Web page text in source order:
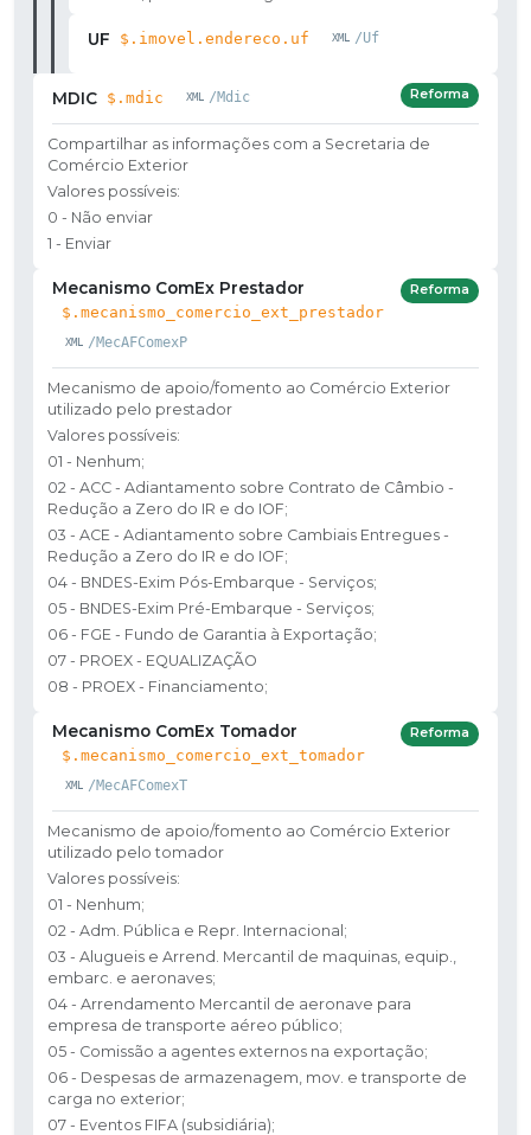
UF $.imovel.endereco.uf /Uf
MDIC $.mdic /Mdic Reforma
Compartilhar as informações com a Secretaria de
Comércio Exterior
Valores possíveis:
0 - Não enviar
1 - Enviar
Mecanismo ComEx Prestador
$.mecanismo_comercio_ext_prestador
/MecAFComexP
Reforma
Mecanismo de apoio/fomento ao Comércio Exterior
utilizado pelo prestador
Valores possíveis:
01 - Nenhum;
02 - ACC - Adiantamento sobre Contrato de Câmbio -
Redução a Zero do IR e do IOF;
03 - ACE - Adiantamento sobre Cambiais Entregues -
Redução a Zero do IR e do IOF;
04 - BNDES-Exim Pós-Embarque - Serviços;
05 - BNDES-Exim Pré-Embarque - Serviços;
06 - FGE - Fundo de Garantia à Exportação;
07 - PROEX - EQUALIZAÇÃO
08 - PROEX - Financiamento;
Mecanismo ComEx Tomador
$.mecanismo_comercio_ext_tomador
/MecAFComexT
Reforma
Mecanismo de apoio/fomento ao Comércio Exterior
utilizado pelo tomador
Valores possíveis:
01 - Nenhum;
02 - Adm. Pública e Repr. Internacional;
03 - Alugueis e Arrend. Mercantil de maquinas, equip.,
embarc. e aeronaves;
04 - Arrendamento Mercantil de aeronave para
empresa de transporte aéreo público;
05 - Comissão a agentes externos na exportação;
06 - Despesas de armazenagem, mov. e transporte de
carga no exterior;
07 - Eventos FIFA (subsidiária);